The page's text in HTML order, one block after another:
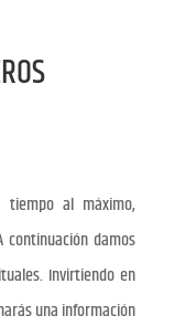
tiempo al máximo,
damos
Invirtiendo en
una información